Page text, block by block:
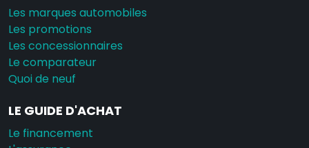
Les marques automobiles
Les promotions
Les concessionnaires
Le comparateur
Quoi de neuf
LE GUIDE D'ACHAT
Le financement